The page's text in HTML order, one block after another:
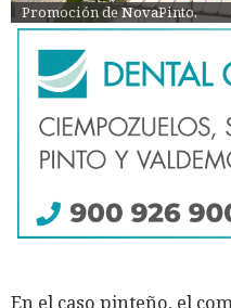
Promoción de NovaPinto.
En el caso pinteño, el